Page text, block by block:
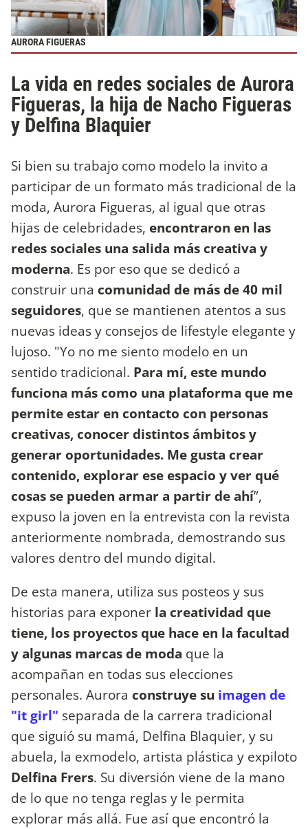
AURORA FIGUERAS
La vida en redes sociales de Aurora
Figueras, la hija de Nacho Figueras
y Delfina Blaquier
Si bien su trabajo como modelo la invito a
participar de un formato más tradicional de la
moda, Aurora Figueras, al igual que otras
hijas de celebridades, encontraron en las
redes sociales una salida más creativa y
moderna. Es por eso que se dedicó a
construir una comunidad de más de 40 mil
seguidores, que se mantienen atentos a sus
nuevas ideas y consejos de lifestyle elegante y
lujoso. "Yo no me siento modelo en un
sentido tradicional. Para mí, este mundo
funciona más como una plataforma que me
permite estar en contacto con personas
creativas, conocer distintos ámbitos y
generar oportunidades. Me gusta crear
contenido, explorar ese espacio y ver qué
cosas se pueden armar a partir de ahí”,
expuso la joven en la entrevista con la revista
anteriormente nombrada, demostrando sus
valores dentro del mundo digital.
De esta manera, utiliza sus posteos y sus
historias para exponer la creatividad que
tiene, los proyectos que hace en la facultad
y algunas marcas de moda que la
acompañan en todas sus elecciones
personales. Aurora construye su imagen de
"it girl" separada de la carrera tradicional
que siguió su mamá, Delfina Blaquier, y su
abuela, la exmodelo, artista plástica y expiloto
Delfina Frers. Su diversión viene de la mano
de lo que no tenga reglas y le permita
explorar más allá. Fue así que encontró la